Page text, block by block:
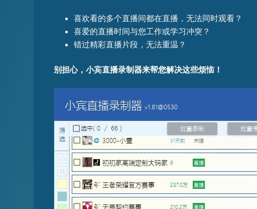
喜欢看的多个直播间都在直播，无法同时观看？
喜爱的直播时间与您工作或学习冲突？
错过精彩直播片段，无法重温？
别担心，小宾直播录制器来帮您解决这些烦恼！